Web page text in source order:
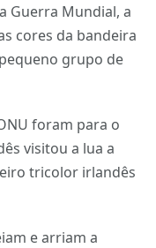
Guerra Mundial, a
cores da bandeira
grupo de
foram para o
visitou a lua a
tricolor irlandês
e arriam a